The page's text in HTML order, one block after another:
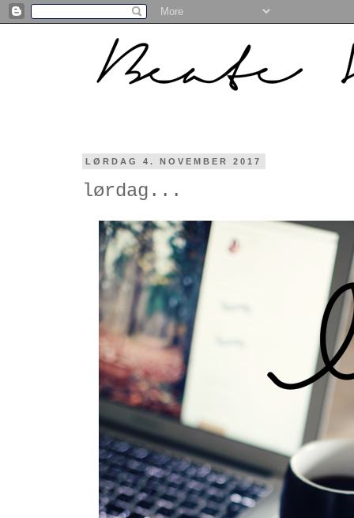
LØRDAG 4. NOVEMBER 2017
lørdag...